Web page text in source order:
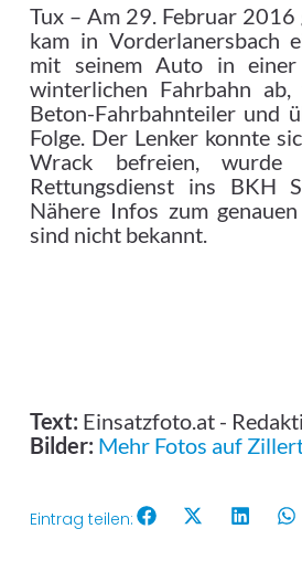
Tux – Am 29. Februar
kam in Vorderlanersbach
mit seinem Auto in
winterlichen Fahrbahn
Beton-Fahrbahnteiler und
Folge. Der Lenker konnte
Wrack befreien,
Rettungsdienst ins BKH
Nähere Infos zum
sind nicht bekannt.
Text: Einsatzfoto.at -
Bilder: Mehr Fotos auf
Eintrag teilen: